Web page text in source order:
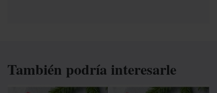
También podría interesarle